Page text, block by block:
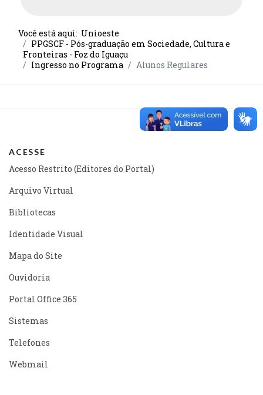
Você está aqui: Unioeste
PPGSCF - Pós-graduação em Sociedade, Cultura e
Fronteiras - Foz do Iguaçu
Ingresso no Programa
Alunos Regulares
ACESSE
Acesso Restrito (Editores do Portal)
Arquivo Virtual
Bibliotecas
Identidade Visual
Mapa do Site
Ouvidoria
Portal Office 365
Sistemas
Telefones
Webmail